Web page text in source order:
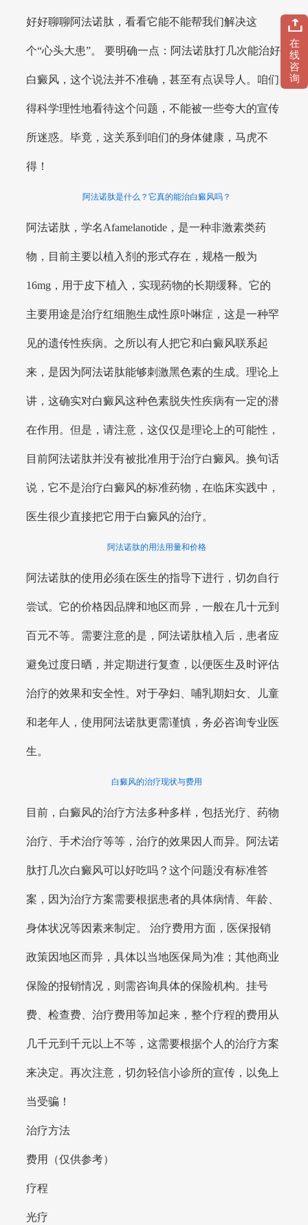
好好聊聊阿法诺肽，看看它能不能帮我们解决这
个“心头大患”。 要明确一点：阿法诺肽打几次能治好
白癜风，这个说法并不准确，甚至有点误导人。咱们
得科学理性地看待这个问题，不能被一些夸大的宣传
所迷惑。毕竟，这关系到咱们的身体健康，马虎不
得！
阿法诺肽是什么？它真的能治白癜风吗？
阿法诺肽，学名Afamelanotide，是一种非激素类药
物，目前主要以植入剂的形式存在，规格一般为
16mg，用于皮下植入，实现药物的长期缓释。它的
主要用途是治疗红细胞生成性原卟啉症，这是一种罕
见的遗传性疾病。之所以有人把它和白癜风联系起
来，是因为阿法诺肽能够刺激黑色素的生成。理论上
讲，这确实对白癜风这种色素脱失性疾病有一定的潜
在作用。但是，请注意，这仅仅是理论上的可能性，
目前阿法诺肽并没有被批准用于治疗白癜风。换句话
说，它不是治疗白癜风的标准药物，在临床实践中，
医生很少直接把它用于白癜风的治疗。
阿法诺肽的用法用量和价格
阿法诺肽的使用必须在医生的指导下进行，切勿自行
尝试。它的价格因品牌和地区而异，一般在几十元到
百元不等。需要注意的是，阿法诺肽植入后，患者应
避免过度日晒，并定期进行复查，以便医生及时评估
治疗的效果和安全性。对于孕妇、哺乳期妇女、儿童
和老年人，使用阿法诺肽更需谨慎，务必咨询专业医
生。
白癜风的治疗现状与费用
目前，白癜风的治疗方法多种多样，包括光疗、药物
治疗、手术治疗等等，治疗的效果因人而异。阿法诺
肽打几次白癜风可以好吃吗？这个问题没有标准答
案，因为治疗方案需要根据患者的具体病情、年龄、
身体状况等因素来制定。 治疗费用方面，医保报销
政策因地区而异，具体以当地医保局为准；其他商业
保险的报销情况，则需咨询具体的保险机构。挂号
费、检查费、治疗费用等加起来，整个疗程的费用从
几千元到千元以上不等，这需要根据个人的治疗方案
来决定。再次注意，切勿轻信小诊所的宣传，以免上
当受骗！
治疗方法
费用（仅供参考）
疗程
光疗
在
线
咨
询